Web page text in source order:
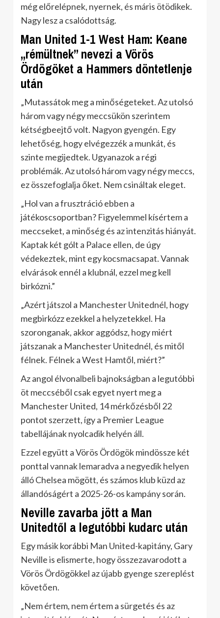
még előrelépnek, nyernek, és máris ötödikek.
Nagy lesz a csalódottság.
Man United 1-1 West Ham: Keane
„rémültnek” nevezi a Vörös
Ördögöket a Hammers döntetlenje
után
„Mutassátok meg a minőségeteket. Az utolsó
három vagy négy meccsükön szerintem
kétségbeejtő volt. Nagyon gyengén. Egy
lehetőség, hogy elvégezzék a munkát, és
szinte megijedtek. Ugyanazok a régi
problémák. Az utolsó három vagy négy meccs,
ez összefoglalja őket. Nem csináltak eleget.
„Hol van a frusztráció ebben a
játékoscsoportban? Figyelemmel kísértem a
meccseket, a minőség és az intenzitás hiányát.
Kaptak két gólt a Palace ellen, de úgy
védekeztek, mint egy kocsmacsapat. Vannak
elvárások ennél a klubnál, ezzel meg kell
birkózni.”
„Azért játszol a Manchester Unitednél, hogy
megbirkózz ezekkel a helyzetekkel. Ha
szoronganak, akkor aggódsz, hogy miért
játszanak a Manchester Unitednél, és mitől
félnek. Félnek a West Hamtől, miért?”
Az angol élvonalbeli bajnokságban a legutóbbi
öt meccséből csak egyet nyert meg a
Manchester United, 14 mérkőzésből 22
pontot szerzett, így a Premier League
tabellájának nyolcadik helyén áll.
Ezzel együtt a Vörös Ördögök mindössze két
ponttal vannak lemaradva a negyedik helyen
álló Chelsea mögött, és számos klub küzd az
állandóságért a 2025-26-os kampány során.
Neville zavarba jött a Man
Unitedtől a legutóbbi kudarc után
Egy másik korábbi Man United-kapitány, Gary
Neville is elismerte, hogy összezavarodott a
Vörös Ördögökkel az újabb gyenge szereplést
követően.
„Nem értem, nem értem a sürgetés és az